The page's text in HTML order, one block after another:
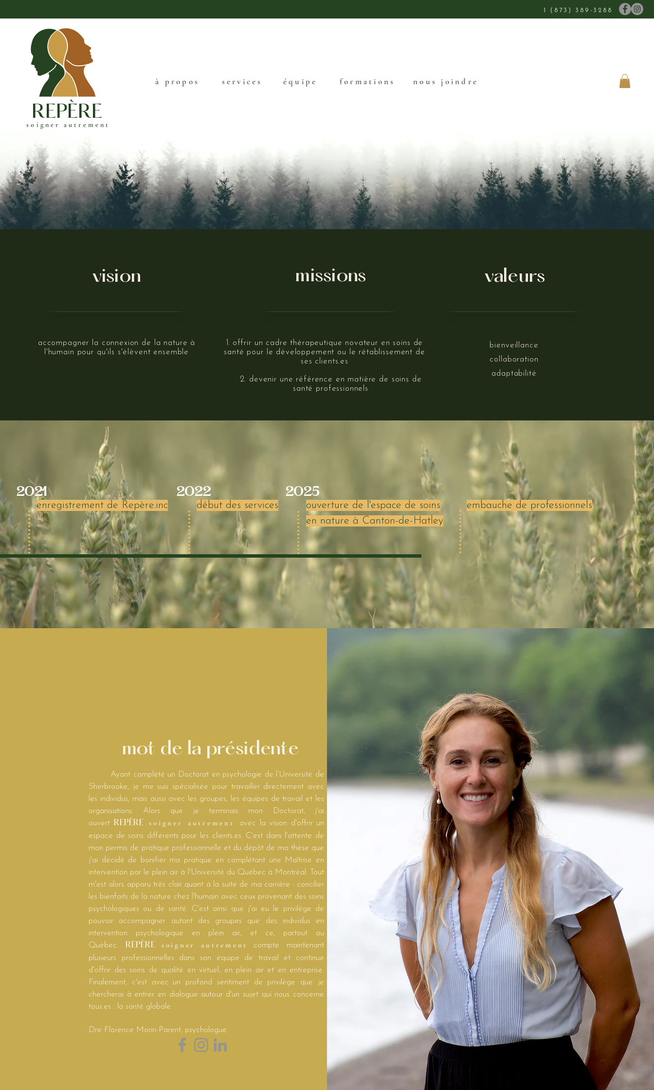
1 (873) 389-3288
soigner autrement
REPÈRE
à propos nous joindre
services formations
équipe
vision
accompagner la connexion de la nature à
l'humain pour qu'ils s'élèvent ensemble
missions
offrir un cadre thérapeutique novateur en soins de
santé pour le développement ou le rétablissement de
ses clients.es
2. devenir une référence en matière de soins de
santé professionnels
valeurs
bienveillance
collaboration
adaptabilité
enregistrement de Repère.inc
2021
début des services
2022
ouverture de l'espace de soins
en nature à Canton-de-Hatley
2025
embauche de professionnels
mot de la présidente
Ayant complété un Doctorat en psychologie de l’Université de
Sherbrooke, je me suis spécialisée pour travailler directement avec
les individus, mais aussi avec les groupes, les équipes de travail et les
organisations. Alors que je terminais mon Doctorat, j'ai
ouvert REPÈRE soigner autrement
avec la vision d'offrir un
espace de soins différents pour les clients.es. C'est dans l'attente de
mon permis de pratique professionnelle et du dépôt de ma thèse que
j'ai décidé de bonifier ma pratique en complétant une Maîtrise en
intervention par le plein air à l'Université du Québec à Montréal. Tout
m'est alors apparu très clair quant à la suite de ma carrière : concilier
les bienfaits de la nature chez l'humain avec ceux provenant des soins
psychologiques ou de santé. C'est ainsi que j'ai eu le privilège de
pouvoir accompagner autant des groupes que des individus en
intervention psychologique en plein air, et ce, partout au
Québec. REPÈRE soigner autrement
compte maintenant
plusieurs professionnelles dans son équipe de travail et continue
d'offrir des soins de qualité en virtuel, en plein air et en entreprise.
Finalement, c'est avec un profond sentiment de privilège que je
chercherai à entrer en dialogue autour d'un sujet qui nous concerne
tous.es : la santé globale.
Dre Florence Morin-Parent, psychologue.